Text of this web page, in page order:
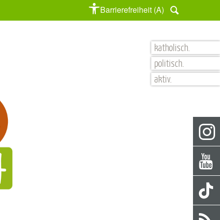
Barrierefreiheit (A)
katholisch.
politisch.
aktiv.